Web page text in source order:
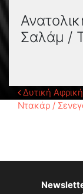
Σαλάμ /
Δυτική
Ντακάρ /